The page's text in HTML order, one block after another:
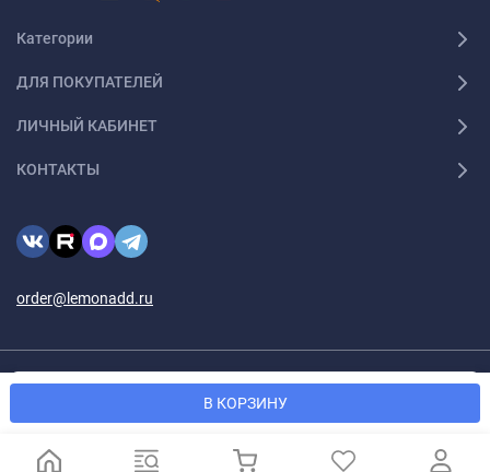
В КОРЗИНУ
Категории
ДЛЯ ПОКУПАТЕЛЕЙ
ЛИЧНЫЙ КАБИНЕТ
КОНТАКТЫ
order@lemonadd.ru